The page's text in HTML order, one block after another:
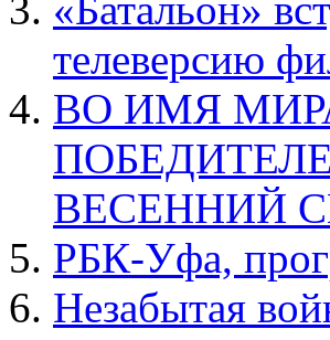
телеверсию
ВО ИМЯ
ВЕСЕННИЙ
РБК-Уфа,
Незабытая